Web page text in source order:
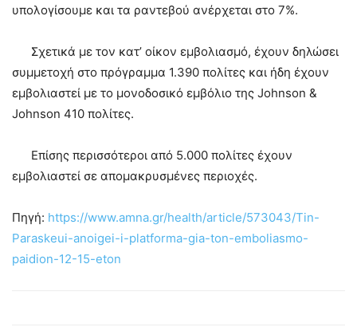
υπολογίσουμε και τα ραντεβού ανέρχεται στο 7%.
Σχετικά με τον κατ’ οίκον εμβολιασμό, έχουν δηλώσει
συμμετοχή στο πρόγραμμα 1.390 πολίτες και ήδη έχουν
εμβολιαστεί με το μονοδοσικό εμβόλιο της Johnson &
Johnson 410 πολίτες.
Επίσης περισσότεροι από 5.000 πολίτες έχουν
εμβολιαστεί σε απομακρυσμένες περιοχές.
Πηγή: https://www.amna.gr/health/article/573043/Tin-
Paraskeui-anoigei-i-platforma-gia-ton-emboliasmo-
paidion-12-15-eton